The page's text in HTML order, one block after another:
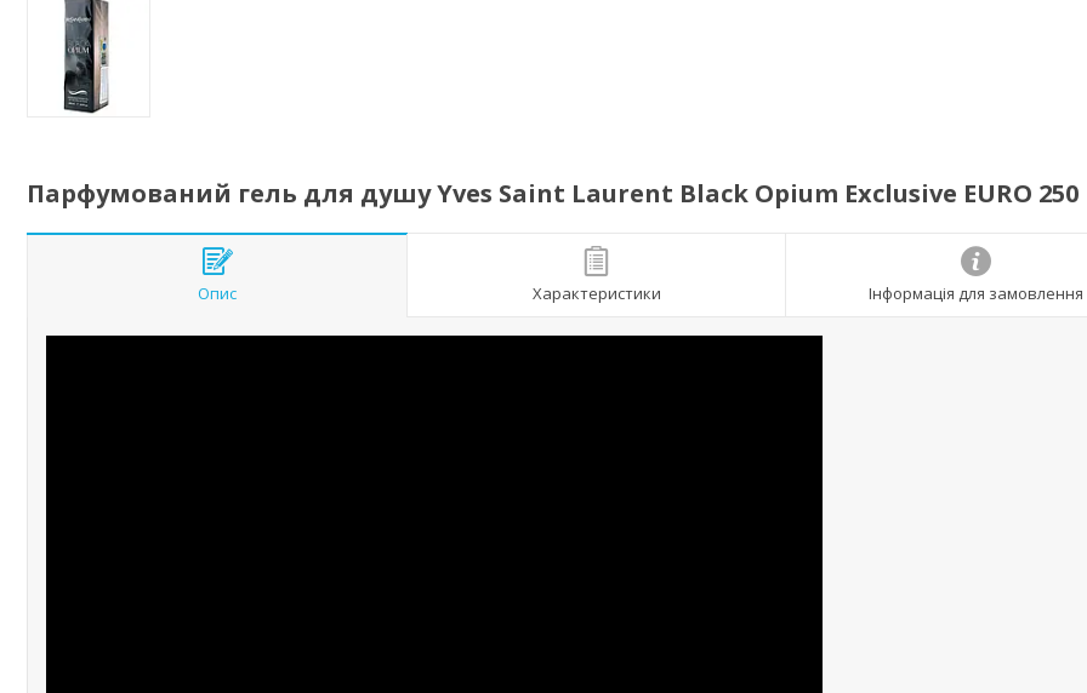
Парфумований гель для душу Yves Saint Laurent Black Opium Exclusive EURO
Опис Характеристики Інформація для замовлення